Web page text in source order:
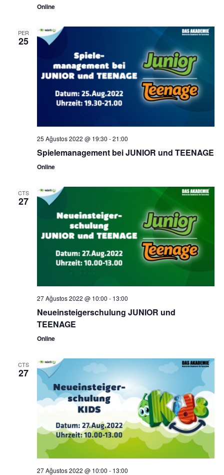
Online
PER
25
25 Ağustos 2022 @ 19:30 -21:00
Spielemanagement bei JUNIOR und TEENAGE
Online
CTS
27
27 Ağustos 2022 @ 10:00 - 13:00
Neueinsteigerschulung JUNIOR und
TEENAGE
Online
CTS
27
27 Ağustos 2022 @ 10:00 - 13:00